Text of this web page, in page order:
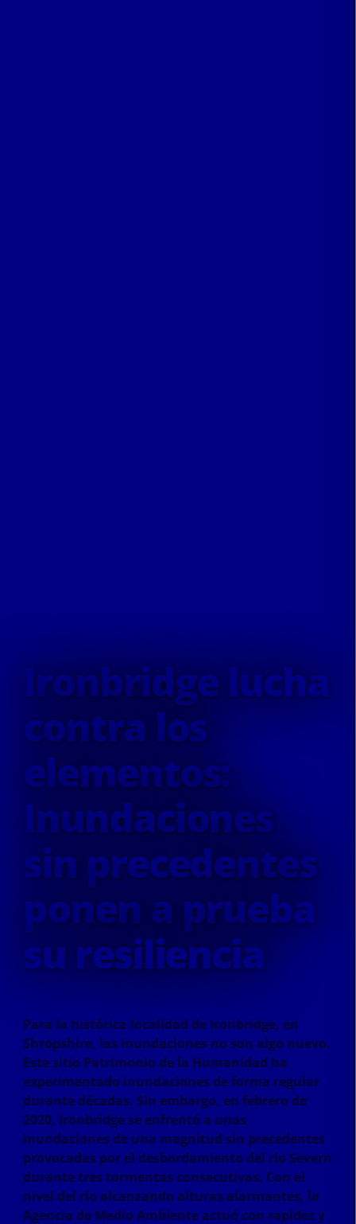
Ironbridge lucha
contra los
elementos:
Inundaciones
sin precedentes
ponen a prueba
su resiliencia
Para la histórica localidad de Ironbridge, en
Shropshire, las inundaciones no son algo nuevo.
Este sitio Patrimonio de la Humanidad ha
experimentado inundaciones de forma regular
durante décadas. Sin embargo, en febrero de
2020, Ironbridge se enfrentó a unas
inundaciones de una magnitud sin precedentes
provocadas por el desbordamiento del río Severn
durante tres tormentas consecutivas. Con el
nivel del río alcanzando alturas alarmantes, la
Agencia de Medio Ambiente actuó con rapidez y